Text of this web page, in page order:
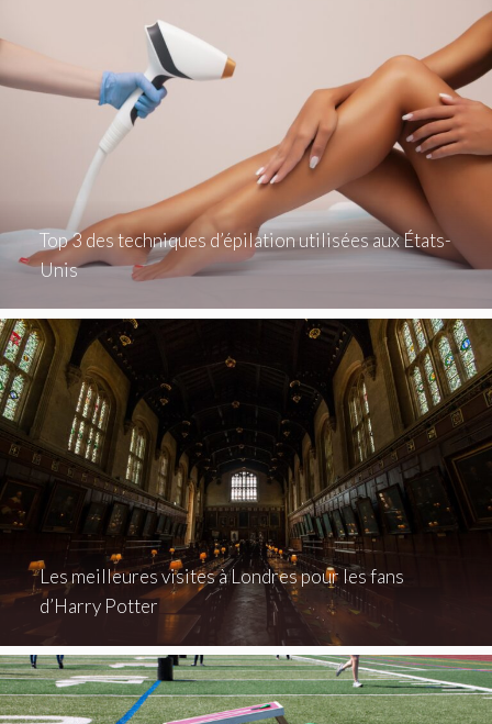
Top 3 des techniques d’épilation utilisées aux États-
Unis
Les meilleures visites à Londres pour les fans
d’Harry Potter